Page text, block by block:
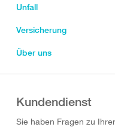
Unfall
Versicherung
Über uns
Kundendienst
Sie haben Fragen zu